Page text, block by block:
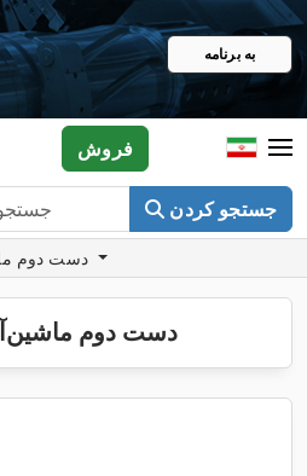
به برنامه
جستجو کردن
فروش
/ ... / دست دوم ماشین‌آلات رزوه‌کاری
دست دوم